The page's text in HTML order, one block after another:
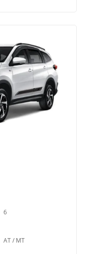
6
AT / MT